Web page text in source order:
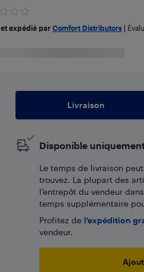
et expédié par Comfort Distributors|
Livraison
Disponible
Le temps de livraison
trouvez. La plupart des
l’entrepôt du vendeur
temps supplémentaire
Profitez de l'expédition
vendeur.